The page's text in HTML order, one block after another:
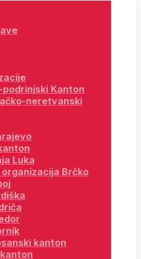
podrinjski Kanton
neretvanski
Luka
Brčko
kanton